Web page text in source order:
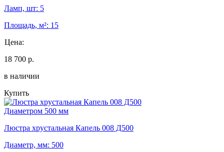
Ламп, шт: 5
Площадь, м²: 15
Цена:
18 700 р.
в наличии
Купить
Диаметром 500 мм
Люстра хрустальная Капель 008 Д500
Диаметр, мм: 500